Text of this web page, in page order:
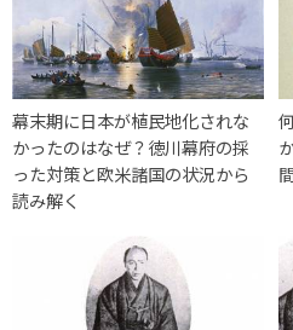
幕末期に日本が植民地化されな
かったのはなぜ？徳川幕府の採
った対策と欧米諸国の状況から
読み解く